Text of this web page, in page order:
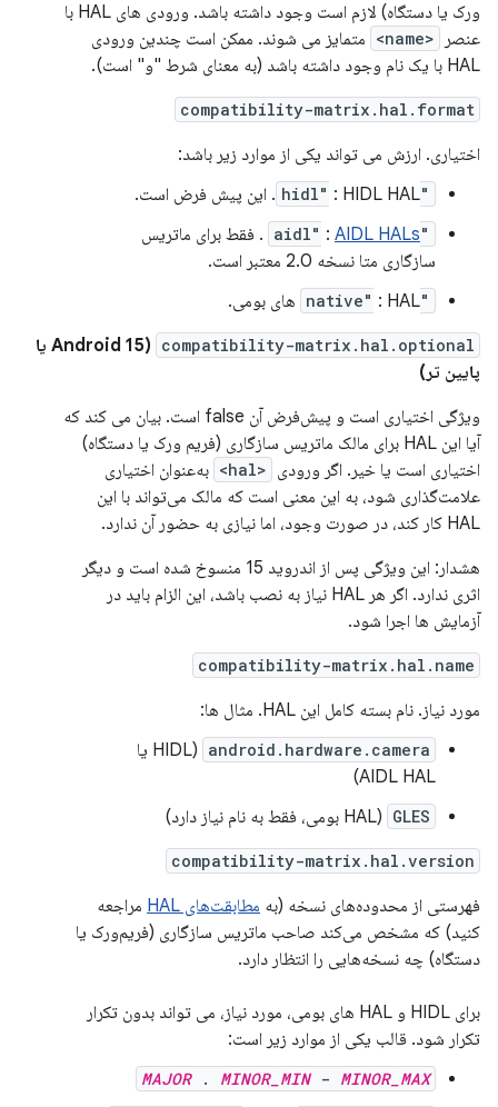
ورک یا دستگاه) لازم است وجود داشته باشد. ورودی های HAL با
عنصر
<name>
متمایز می شوند. ممکن است چندین ورودی
HAL با یک نام وجود داشته باشد (به معنای شرط "و" است).
compatibility-matrix.hal.format
اختیاری. ارزش می تواند یکی از موارد زیر باشد:
"hidl": HIDL HAL. این پیش فرض است.
"aidl"
: AIDL HALs
. فقط برای ماتریس
سازگاری متا نسخه 2.0 معتبر است.
"native": HAL های بومی.
compatibility-matrix.hal.optional
(Android 15 یا
پایین تر)
ویژگی اختیاری است و پیش‌فرض آن false است. بیان می کند که
آیا این HAL برای مالک ماتریس سازگاری (فریم ورک یا دستگاه)
اختیاری است یا خیر. اگر ورودی <hal>
به‌عنوان اختیاری
علامت‌گذاری شود، به این معنی است که مالک می‌تواند با این
HAL کار کند، در صورت وجود، اما نیازی به حضور آن ندارد.
هشدار: این ویژگی پس از اندروید 15 منسوخ شده است و دیگر
اثری ندارد. اگر هر HAL نیاز به نصب باشد، این الزام باید در
آزمایش ها اجرا شود.
compatibility-matrix.hal.name
مورد نیاز. نام بسته کامل این HAL. مثال ها:
android.hardware.camera
(HIDL یا
AIDL HAL)
GLES (HAL بومی، فقط به نام نیاز دارد)
compatibility-matrix.hal.version
فهرستی از محدوده‌های نسخه (به مطابقت‌های HAL
مراجعه
کنید) که مشخص می‌کند صاحب ماتریس سازگاری (فریم‌ورک یا
دستگاه) چه نسخه‌هایی را انتظار دارد.
برای HIDL و HAL های بومی، مورد نیاز، می تواند بدون تکرار
تکرار شود. قالب یکی از موارد زیر است:
MAJOR. MINOR_MIN- MINOR_MAX